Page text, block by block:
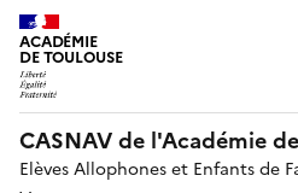
ACADÉMIE
DE TOULOUSE
CASNAV de l'Académie
Elèves Allophones et Enfants de